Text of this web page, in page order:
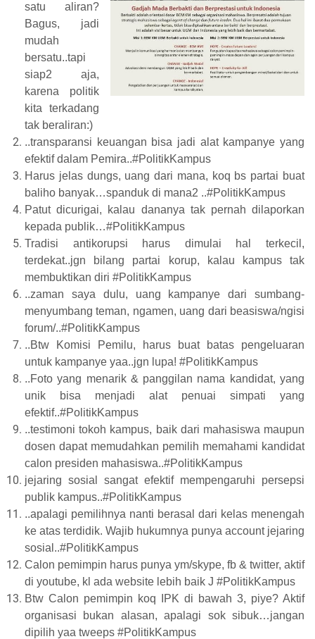
satu aliran?
Bagus, jadi
mudah
bersatu..tapi
siap2 aja,
karena politik
kita terkadang
tak beraliran:)
..transparansi keuangan bisa jadi alat kampanye yang
efektif dalam Pemira..#PolitikKampus
Harus jelas dungs, uang dari mana, koq bs partai buat
baliho banyak…spanduk di mana2 ..#PolitikKampus
Patut dicurigai, kalau dananya tak pernah dilaporkan
kepada publik…#PolitikKampus
Tradisi antikorupsi harus dimulai hal terkecil,
terdekat..jgn bilang partai korup, kalau kampus tak
membuktikan diri #PolitikKampus
..zaman saya dulu, uang kampanye dari sumbang-
menyumbang teman, ngamen, uang dari beasiswa/ngisi
forum/..#PolitikKampus
..Btw Komisi Pemilu, harus buat batas pengeluaran
untuk kampanye yaa..jgn lupa! #PolitikKampus
..Foto yang menarik & panggilan nama kandidat, yang
unik bisa menjadi alat penuai simpati yang
efektif..#PolitikKampus
..testimoni tokoh kampus, baik dari mahasiswa maupun
dosen dapat memudahkan pemilih memahami kandidat
calon presiden mahasiswa..#PolitikKampus
jejaring sosial sangat efektif mempengaruhi persepsi
publik kampus..#PolitikKampus
..apalagi pemilihnya nanti berasal dari kelas menengah
ke atas terdidik. Wajib hukumnya punya account jejaring
sosial..#PolitikKampus
Calon pemimpin harus punya ym/skype, fb & twitter, aktif
di youtube, kl ada website lebih baik J #PolitikKampus
Btw Calon pemimpin koq IPK di bawah 3, piye? Aktif
organisasi bukan alasan, apalagi sok sibuk…jangan
dipilih yaa tweeps #PolitikKampus